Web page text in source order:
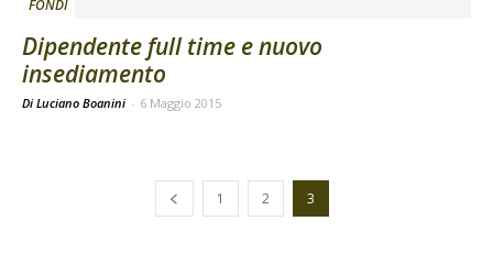
FONDI
Dipendente full time e nuovo
insediamento
Di Luciano Boanini - 6 Maggio 2015
1 2 3